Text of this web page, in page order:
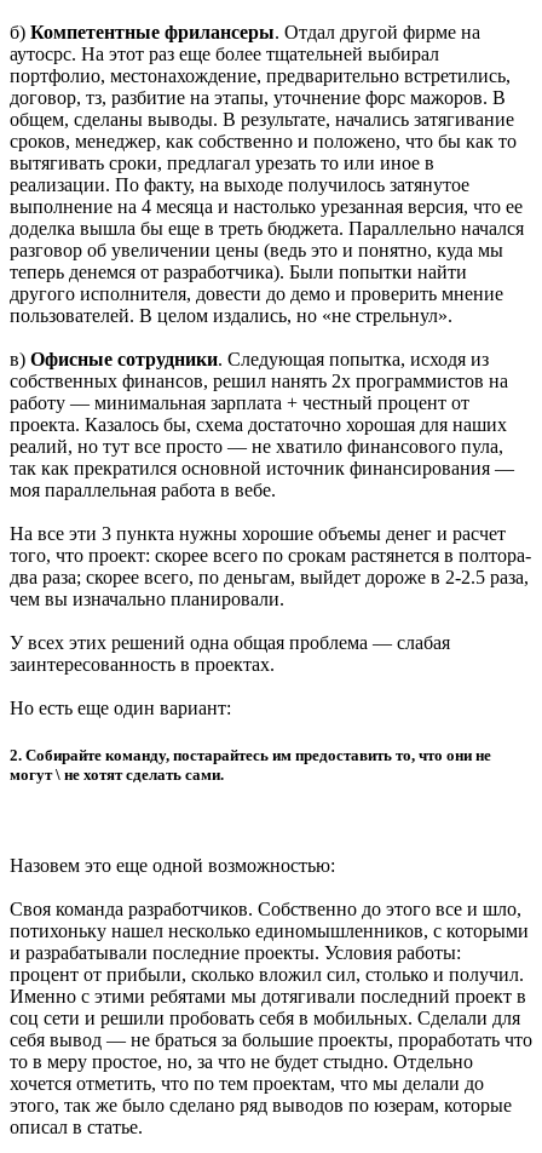
б) Компетентные фрилансеры. Отдал другой фирме на
аутосрс. На этот раз еще более тщательней выбирал
портфолио, местонахождение, предварительно встретились,
договор, тз, разбитие на этапы, уточнение форс мажоров. В
общем, сделаны выводы. В результате, начались затягивание
сроков, менеджер, как собственно и положено, что бы как то
вытягивать сроки, предлагал урезать то или иное в
реализации. По факту, на выходе получилось затянутое
выполнение на 4 месяца и настолько урезанная версия, что ее
доделка вышла бы еще в треть бюджета. Параллельно начался
разговор об увеличении цены (ведь это и понятно, куда мы
теперь денемся от разработчика). Были попытки найти
другого исполнителя, довести до демо и проверить мнение
пользователей. В целом издались, но «не стрельнул».
в) Офисные сотрудники. Следующая попытка, исходя из
собственных финансов, решил нанять 2х программистов на
работу — минимальная зарплата + честный процент от
проекта. Казалось бы, схема достаточно хорошая для наших
реалий, но тут все просто — не хватило финансового пула,
так как прекратился основной источник финансирования —
моя параллельная работа в вебе.
На все эти 3 пункта нужны хорошие объемы денег и расчет
того, что проект: скорее всего по срокам растянется в полтора-
два раза; скорее всего, по деньгам, выйдет дороже в 2-2.5 раза,
чем вы изначально планировали.
У всех этих решений одна общая проблема — слабая
заинтересованность в проектах.
Но есть еще один вариант:
2. Собирайте команду, постарайтесь им предоставить то, что они не
могут \ не хотят сделать сами.
Назовем это еще одной возможностью:
Своя команда разработчиков. Собственно до этого все и шло,
потихоньку нашел несколько единомышленников, с которыми
и разрабатывали последние проекты. Условия работы:
процент от прибыли, сколько вложил сил, столько и получил.
Именно с этими ребятами мы дотягивали последний проект в
соц сети и решили пробовать себя в мобильных. Сделали для
себя вывод — не браться за большие проекты, проработать что
то в меру простое, но, за что не будет стыдно. Отдельно
хочется отметить, что по тем проектам, что мы делали до
этого, так же было сделано ряд выводов по юзерам, которые
описал в статье.